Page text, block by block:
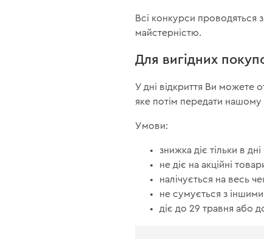
Всі конкурси проводяться
майстерністю.
Для вигідних
У дні відкриття Ви можете
яке потім передати нашому
Умови:
знижка діє тільки в
не діє на акційні
налічується на весь
не сумується з
діє до 29 травня або